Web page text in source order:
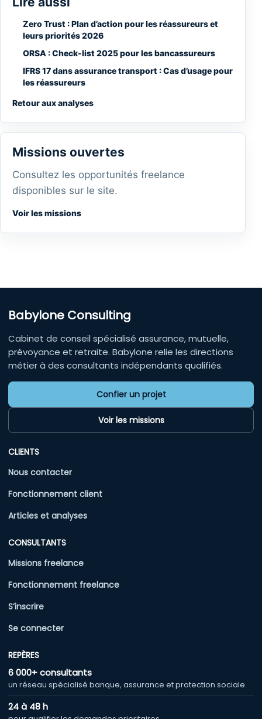
Zero Trust : Plan d’action pour les réassureurs et
leurs priorités 2026
ORSA : Check-list 2025 pour les bancassureurs
IFRS 17 dans assurance transport : Cas d’usage pour
les réassureurs
Retour aux analyses
Missions ouvertes
Consultez les opportunités freelance
disponibles sur le site.
Voir les missions
Babylone Consulting
Cabinet de conseil spécialisé assurance, mutuelle,
prévoyance et retraite. Babylone relie les directions
métier à des consultants indépendants qualifiés.
Confier un projet
Voir les missions
CLIENTS
Nous contacter
Fonctionnement client
Articles et analyses
CONSULTANTS
Missions freelance
Fonctionnement freelance
S’inscrire
Se connecter
REPÈRES
6 000+ consultants
un réseau spécialisé banque, assurance et protection sociale.
24 à 48 h